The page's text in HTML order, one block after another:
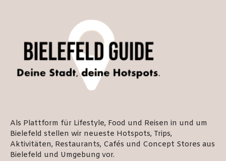
Als Plattform für Lifestyle, Food und Reisen in und um
Bielefeld stellen wir neueste Hotspots, Trips,
Aktivitäten, Restaurants, Cafés und Concept Stores aus
Bielefeld und Umgebung vor.